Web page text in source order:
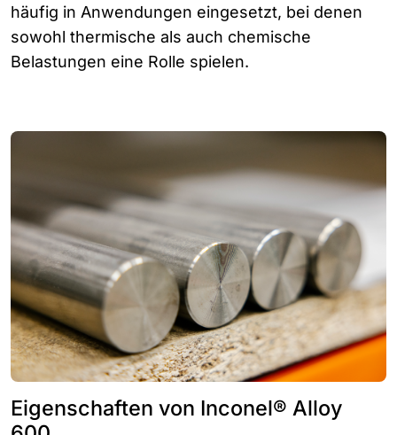
häufig in Anwendungen eingesetzt, bei denen
sowohl thermische als auch chemische
Belastungen eine Rolle spielen.
Eigenschaften von Inconel® Alloy